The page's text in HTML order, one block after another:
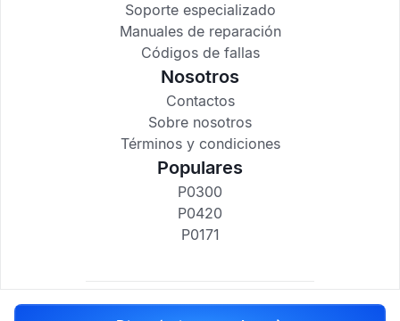
Soporte especializado
Manuales de reparación
Códigos de fallas
Nosotros
Contactos
Sobre nosotros
Términos y condiciones
Populares
P0300
P0420
P0171